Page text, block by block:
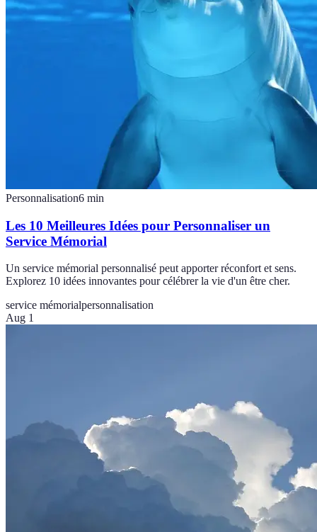
Personnalisation6 min
Les 10 Meilleures Idées pour Personnaliser un
Service Mémorial
Un service mémorial personnalisé peut apporter réconfort et sens.
Explorez 10 idées innovantes pour célébrer la vie d'un être cher.
service mémorialpersonnalisation
Aug 1